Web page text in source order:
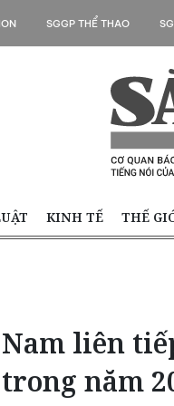
SGGP THỂ THAO
KINH TẾ THẾ
liên
năm